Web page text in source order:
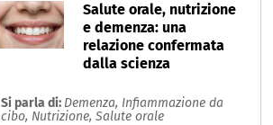
Salute orale, nutrizione
e demenza: una
relazione confermata
dalla scienza
Si parla di: Demenza, Infiammazione da
cibo, Nutrizione, Salute orale